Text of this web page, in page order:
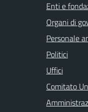
Enti e
Organi di
Personale
Politici
Uffici
Comitato